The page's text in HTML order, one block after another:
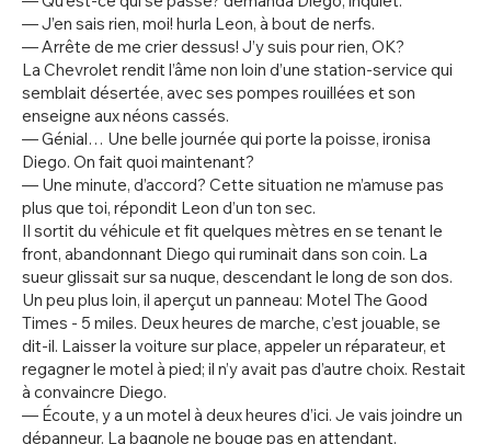
— J’en sais rien, moi! hurla Leon, à bout de nerfs.
— Arrête de me crier dessus! J’y suis pour rien, OK?
La Chevrolet rendit l’âme non loin d’une station-service qui
semblait désertée, avec ses pompes rouillées et son
enseigne aux néons cassés.
— Génial… Une belle journée qui porte la poisse, ironisa
Diego. On fait quoi maintenant?
— Une minute, d’accord? Cette situation ne m’amuse pas
plus que toi, répondit Leon d’un ton sec.
Il sortit du véhicule et fit quelques mètres en se tenant le
front, abandonnant Diego qui ruminait dans son coin. La
sueur glissait sur sa nuque, descendant le long de son dos.
Un peu plus loin, il aperçut un panneau: Motel The Good
Times - 5 miles. Deux heures de marche, c’est jouable, se
dit-il. Laisser la voiture sur place, appeler un réparateur, et
regagner le motel à pied; il n’y avait pas d’autre choix. Restait
à convaincre Diego.
— Écoute, y a un motel à deux heures d’ici. Je vais joindre un
dépanneur. La bagnole ne bouge pas en attendant.